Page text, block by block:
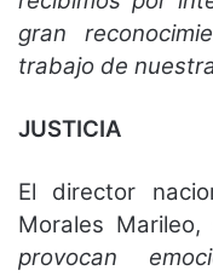
gran
trabajo de
JUSTICIA
El director
Morales Marileo,
provocan